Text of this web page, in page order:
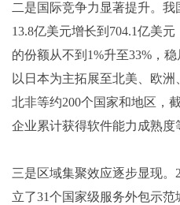
二是国际竞争力显著提升。
13.8亿美元增长到704.1亿美
的份额从不到1%升至33%，
以日本为主拓展至北美、欧洲
北非等约200个国家和地区，
企业累计获得软件能力成熟度
三是区域集聚效应逐步显现。
立了31个国家级服务外包示范